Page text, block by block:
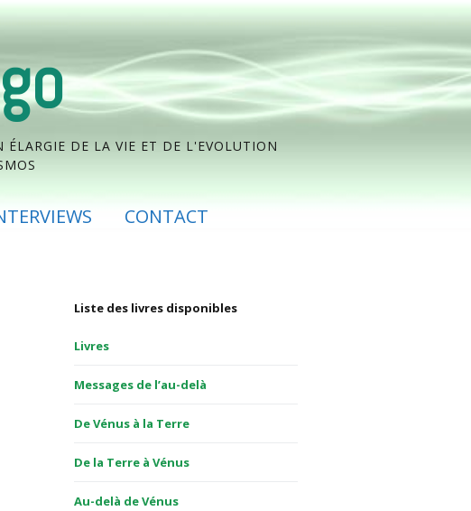
ÉLARGIE DE LA VIE ET DE L'EVOLUTION
CONTACT
Liste des livres disponibles
Livres
Messages de l’au-delà
De Vénus à la Terre
De la Terre à Vénus
Au-delà de Vénus